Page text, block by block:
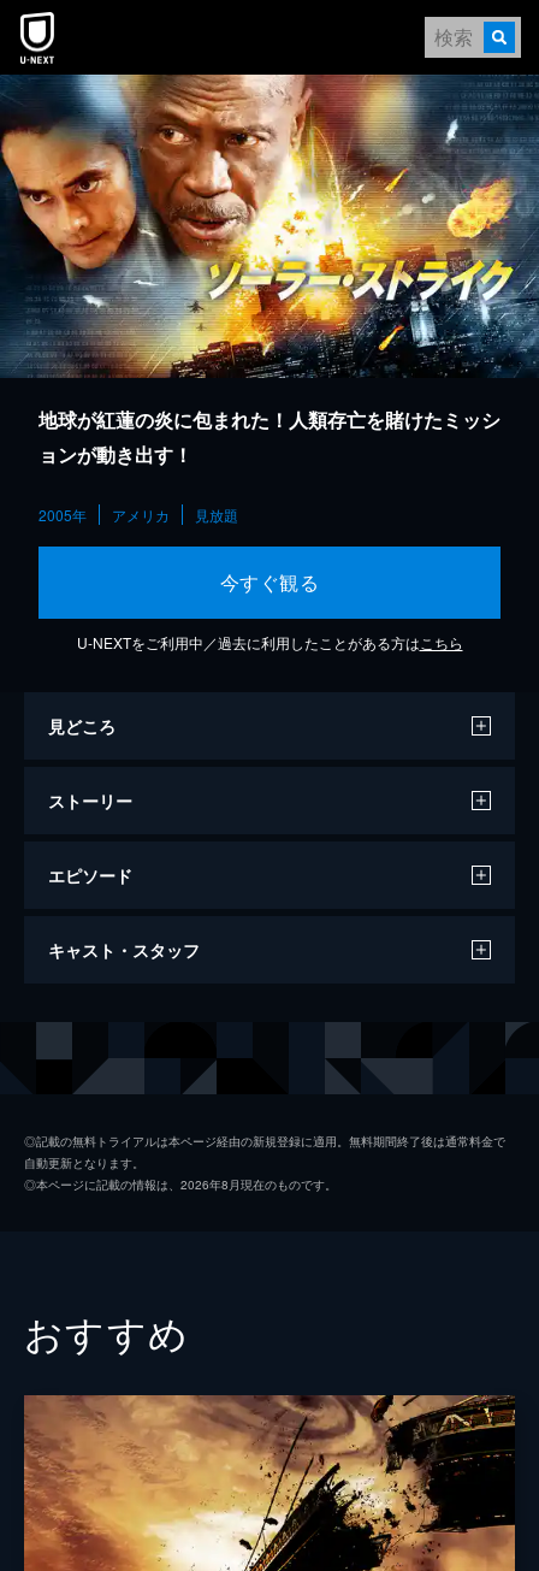
本文へスキップ
地球が紅蓮の炎に包まれた！人類存亡を賭けたミッシ
ョンが動き出す！
2005年 アメリカ 見放題
今すぐ観る
U-NEXTをご利用中／過去に利用したことがある方は こちら
見どころ
ストーリー
エピソード
ソーラー・ストライク
キャスト・スタッフ
ビル・レイク
デュアン・マレー
監督 ポール・ジラー
脚本 マイケル・コニーヴェス
ミゲル・テヤダ・フローレス
◎記載の無料トライアルは本ページ経由の新規登録に適用。無料期間終了後は通常料金で
自動更新となります。
◎本ページに記載の情報は、2026年8月現在のものです。
おすすめ